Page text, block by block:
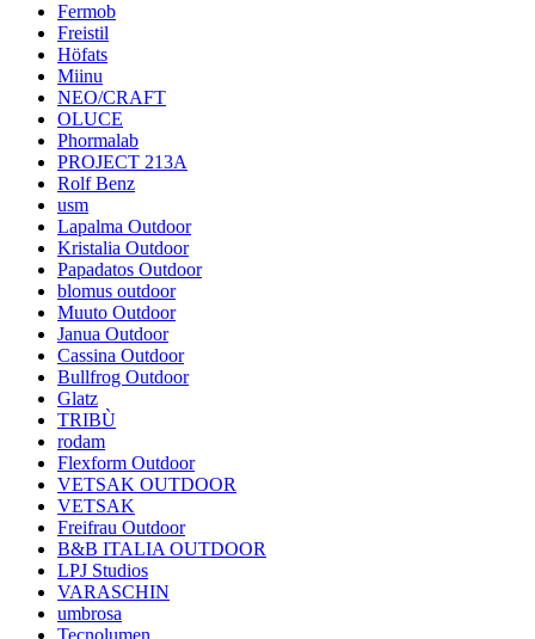
Fermob
Freistil
Höfats
Miinu
NEO/CRAFT
OLUCE
Phormalab
PROJECT 213A
Rolf Benz
usm
Lapalma Outdoor
Kristalia Outdoor
Papadatos Outdoor
blomus outdoor
Muuto Outdoor
Janua Outdoor
Cassina Outdoor
Bullfrog Outdoor
Glatz
TRIBÙ
rodam
Flexform Outdoor
VETSAK OUTDOOR
VETSAK
Freifrau Outdoor
B&B ITALIA OUTDOOR
LPJ Studios
VARASCHIN
umbrosa